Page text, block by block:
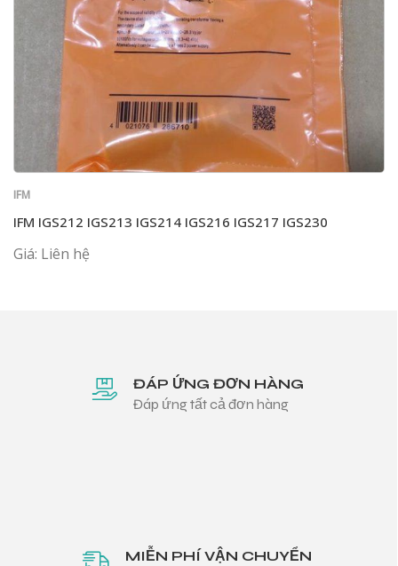
IFM
IFM IGS212 IGS213 IGS214 IGS216 IGS217 IGS230
Giá: Liên hệ
ĐÁP ỨNG ĐƠN HÀNG
Đáp ứng tất cả đơn hàng
MIỄN PHÍ VẬN CHUYỂN